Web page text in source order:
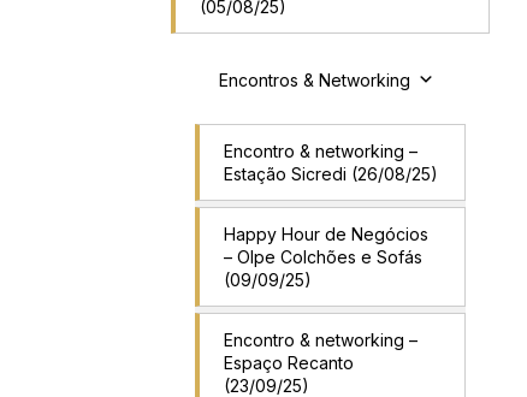
(05/08/25)
Encontros & Networking
Encontro & networking –
Estação Sicredi (26/08/25)
Happy Hour de Negócios
– Olpe Colchões e Sofás
(09/09/25)
Encontro & networking –
Espaço Recanto
(23/09/25)